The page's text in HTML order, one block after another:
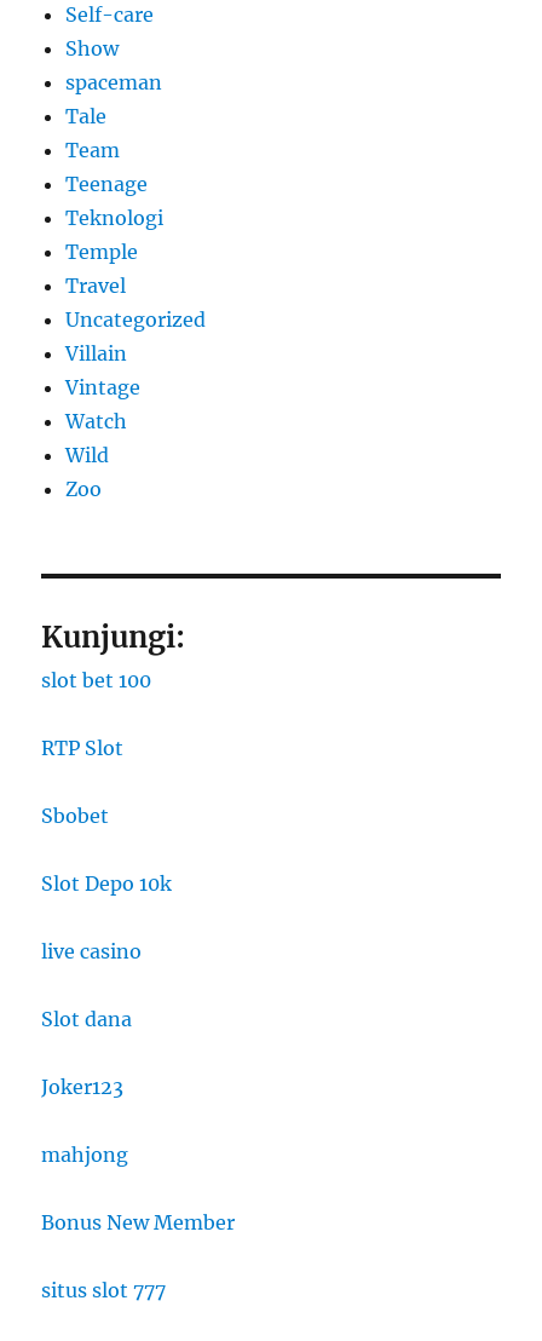
Self-care
Show
spaceman
Tale
Team
Teenage
Teknologi
Temple
Travel
Uncategorized
Villain
Vintage
Watch
Wild
Zoo
Kunjungi:
slot bet 100
RTP Slot
Sbobet
Slot Depo 10k
live casino
Slot dana
Joker123
mahjong
Bonus New Member
situs slot 777